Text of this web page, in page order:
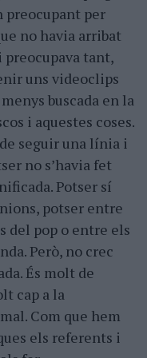
preocupant per
no havia arribat
preocupava tant,
uns videoclips
buscada en la
i aquestes coses.
seguir una línia i
no s’havia fet
Potser sí
potser entre
del pop o entre els
Però, no crec
És molt de
cap a la
Com que hem
els referents i